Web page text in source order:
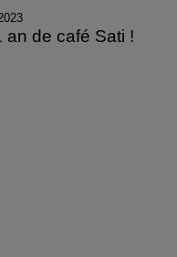
an de café Sati !